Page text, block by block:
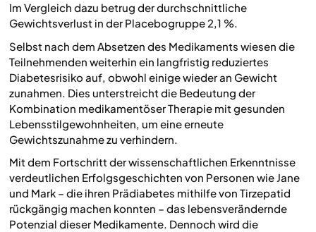
Im Vergleich dazu betrug der durchschnittliche
Gewichtsverlust in der Placebogruppe 2,1 %.
Selbst nach dem Absetzen des Medikaments wiesen die
Teilnehmenden weiterhin ein langfristig reduziertes
Diabetesrisiko auf, obwohl einige wieder an Gewicht
zunahmen. Dies unterstreicht die Bedeutung der
Kombination medikamentöser Therapie mit gesunden
Lebensstilgewohnheiten, um eine erneute
Gewichtszunahme zu verhindern.
Mit dem Fortschritt der wissenschaftlichen Erkenntnisse
verdeutlichen Erfolgsgeschichten von Personen wie Jane
und Mark – die ihren Prädiabetes mithilfe von Tirzepatid
rückgängig machen konnten – das lebensverändernde
Potenzial dieser Medikamente. Dennoch wird die